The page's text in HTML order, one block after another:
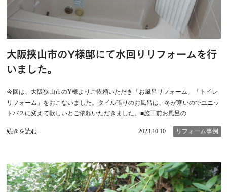
大阪挟山市のY様邸にて水回りリフォームを行
いました。
今回は、大阪狭山市のY様よりご依頼いただき「お風呂リフォーム」「トイレ
リフォーム」をおこないました。タイル張りのお風呂は、冬が寒いのでユニッ
トバスに変えて欲しいとご依頼いただきました。■施工前お風呂の
続きを読む 2023.10.10 リフォーム事例